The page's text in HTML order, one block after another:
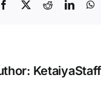
Facebook
X Reddit
KetaiyaStaff